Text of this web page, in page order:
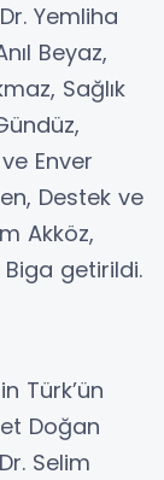
Yemliha
Beyaz,
Sağlık
Enver
Destek ve
Akköz,
Biga getirildi.
Türk’ün
Doğan
Selim